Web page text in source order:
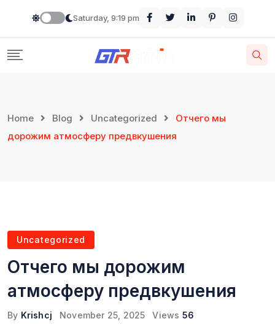
Saturday, 9:19 pm
Home Blog Uncategorized
Отчего мы
дорожим атмосферу предвкушения
Uncategorized
Отчего мы дорожим
атмосферу предвкушения
By Krishcj November 25, 2025 Views 56